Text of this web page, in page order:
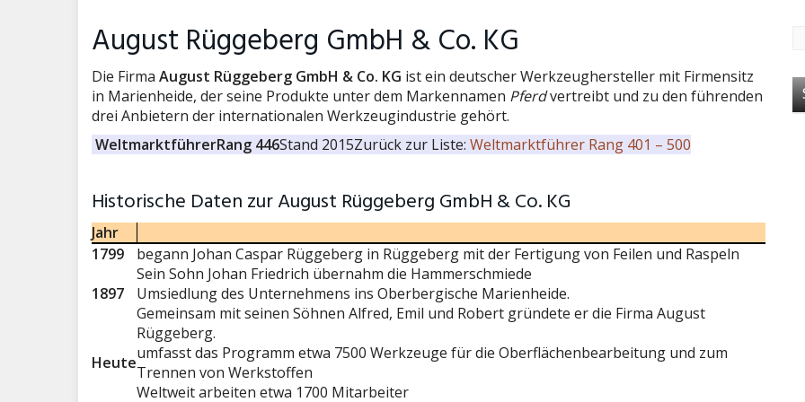
August Rüggeberg GmbH & Co. KG
Die Firma August Rüggeberg GmbH & Co. KG ist ein deutscher Werkzeughersteller mit Firmensitz
in Marienheide, der seine Produkte unter dem Markennamen Pferdvertreibt und zu den führenden
drei Anbietern der internationalen Werkzeugindustrie gehört.
WeltmarktführerRang 446Stand 2015Zurück zur Liste: Weltmarktführer Rang 401 – 500
Historische Daten zur August Rüggeberg GmbH & Co. KG
Jahr
1799
begann Johan Caspar Rüggeberg in Rüggeberg mit der Fertigung von Feilen und Raspeln
Sein Sohn Johan Friedrich übernahm die Hammerschmiede
1897
Umsiedlung des Unternehmens ins Oberbergische Marienheide.
Gemeinsam mit seinen Söhnen Alfred, Emil und Robert gründete er die Firma August
Rüggeberg.
Heuteumfasst das Programm etwa 7500 Werkzeuge für die Oberflächenbearbeitung und zum
Trennen von Werkstoffen
Weltweit arbeiten etwa 1700 Mitarbeiter